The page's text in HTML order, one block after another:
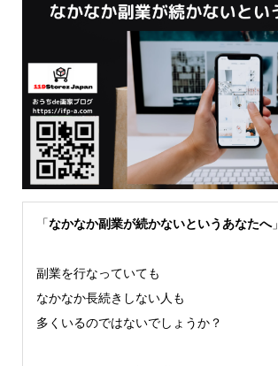
「なかなか副業が続かないというあなたへ」
副業を行なっていても
なかなか長続きしない人も
多くいるのではないでしょうか？